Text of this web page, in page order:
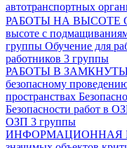
автотранспортных
РАБОТЫ НА ВЫСОТЕ
высоте с
группы Обучение для
работников 3 группы
РАБОТЫ В
безопасному
пространствах
Безопасности работ в
ОЗП 3 группы
ИНФОРМАЦИОННАЯ